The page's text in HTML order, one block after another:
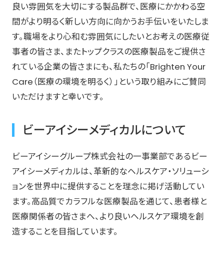
良い雰囲気を大切にする製品群で、医療にかかわる空
間がより明るく新しい方向に向かうお手伝いをいたしま
す。職場をより心和む雰囲気にしたいとお考えの医療従
事者の皆さま、またトップクラスの医療製品をご提供さ
れている企業の皆さまにも、私たちの「Brighten Your
Care（医療の環境を明るく）」という取り組みにご賛同
いただけますと幸いです。
ビーアイシーメディカルについて
ビーアイシーグループ株式会社の一事業部であるビー
アイシーメディカルは、革新的なヘルスケア・ソリューシ
ョンを世界中に提供することを理念に掲げ活動してい
ます。高品質でカラフルな医療製品を通じて、患者様と
医療関係者の皆さまへ、より良いヘルスケア環境を創
造することを目指しています。